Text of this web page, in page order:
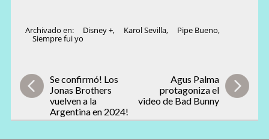
Archivado en: Disney +, Karol Sevilla, Pipe Bueno,
Siempre fui yo
Se confirmó! Los
Jonas Brothers
vuelven a la
Argentina en 2024!
Agus Palma
protagoniza el
video de Bad Bunny